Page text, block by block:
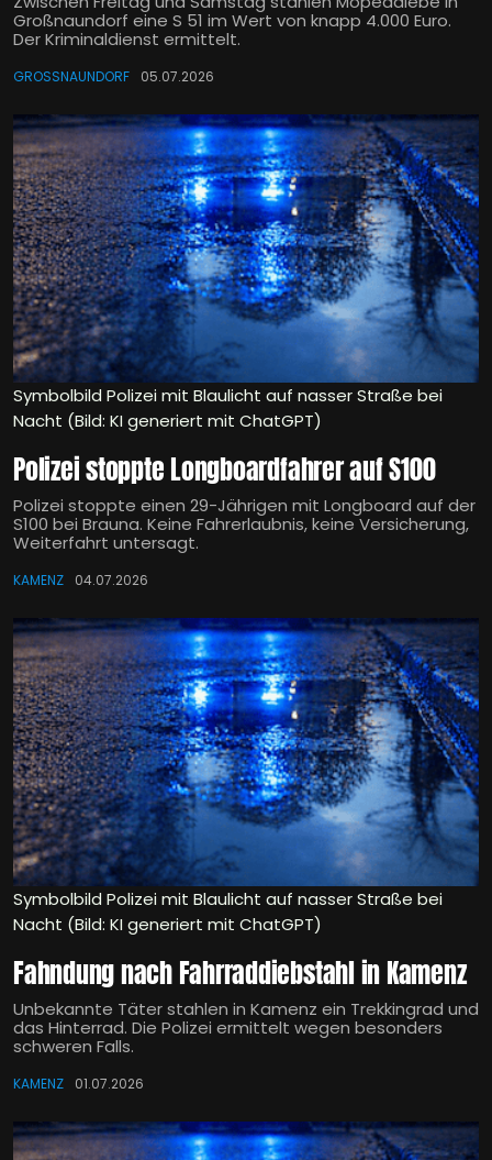
Großnaundorf eine S 51 im Wert von knapp 4.000 Euro.
Der Kriminaldienst ermittelt.
GROSSNAUNDORF 05.07.2026
Symbolbild Polizei mit Blaulicht auf nasser Straße bei
Nacht (Bild: KI generiert mit ChatGPT)
Polizei stoppte Longboardfahrer auf S100
Polizei stoppte einen 29-Jährigen mit Longboard auf der
S100 bei Brauna. Keine Fahrerlaubnis, keine Versicherung,
Weiterfahrt untersagt.
KAMENZ 04.07.2026
Symbolbild Polizei mit Blaulicht auf nasser Straße bei
Nacht (Bild: KI generiert mit ChatGPT)
Fahndung nach Fahrraddiebstahl in Kamenz
Unbekannte Täter stahlen in Kamenz ein Trekkingrad und
das Hinterrad. Die Polizei ermittelt wegen besonders
schweren Falls.
KAMENZ 01.07.2026